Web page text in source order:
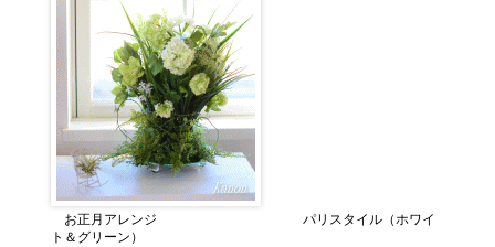
お正月アレンジ パリスタイル（ホワイ
ト＆グリーン）